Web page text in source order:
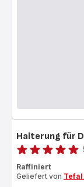
Halterung für
Bewertung
mit
Raffiniert
Geliefert von